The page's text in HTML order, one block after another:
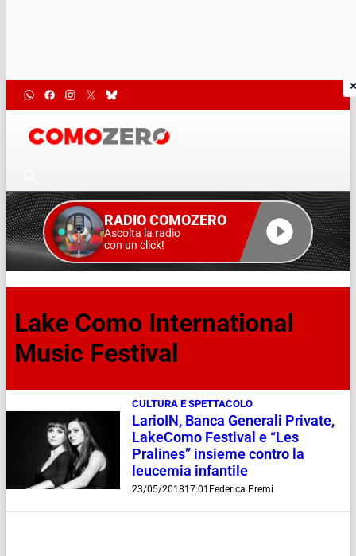
RADIO COMOZERO
Ascolta la radio
con un click!
Lake Como International
Music Festival
CULTURA E SPETTACOLO
LarioIN, Banca Generali Private,
LakeComo Festival e “Les
Pralines” insieme contro la
leucemia infantile
23/05/201817:01 Federica Premi